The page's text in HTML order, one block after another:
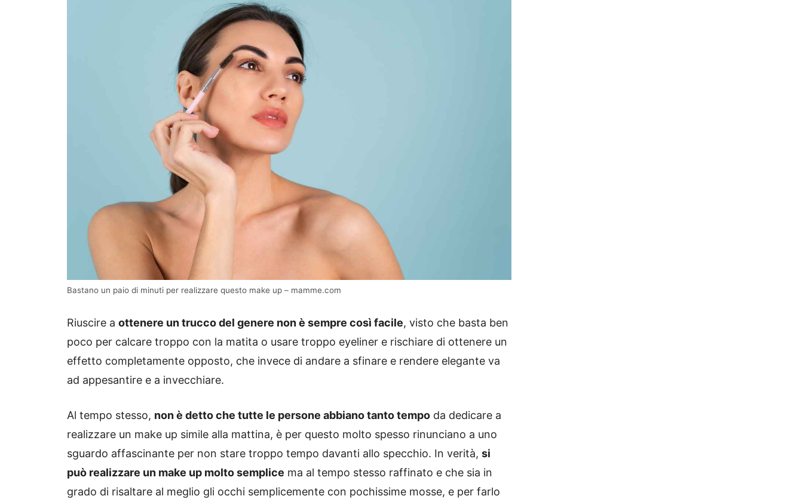
Bastano un paio di minuti per realizzare questo make up – mamme.com
Riuscire a ottenere un trucco del genere non è sempre così facile, visto che basta ben
poco per calcare troppo con la matita o usare troppo eyeliner e rischiare di ottenere un
effetto completamente opposto, che invece di andare a sfinare e rendere elegante va
ad appesantire e a invecchiare.
Al tempo stesso, non è detto che tutte le persone abbiano tanto tempo da dedicare a
realizzare un make up simile alla mattina, è per questo molto spesso rinunciano a uno
sguardo affascinante per non stare troppo tempo davanti allo specchio. In verità, si
può realizzare un make up molto semplice ma al tempo stesso raffinato e che sia in
grado di risaltare al meglio gli occhi semplicemente con pochissime mosse, e per farlo